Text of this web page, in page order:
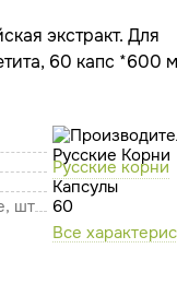
экстракт. Для
60 капс *600
Русские корни
Капсулы
шт
60
Все